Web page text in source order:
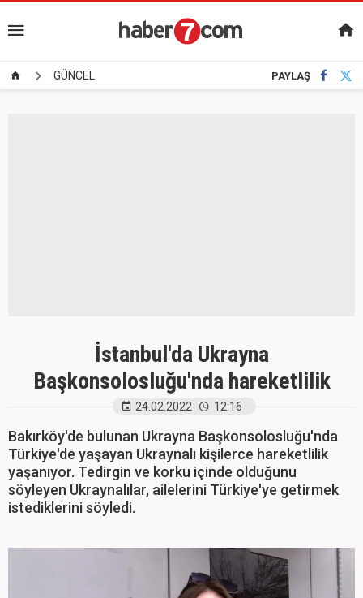
GÜNCEL PAYLAŞ
İstanbul'da Ukrayna
Başkonsolosluğu'nda hareketlilik
24.02.2022 12:16
Bakırköy'de bulunan Ukrayna Başkonsolosluğu'nda
Türkiye'de yaşayan Ukraynalı kişilerce hareketlilik
yaşanıyor. Tedirgin ve korku içinde olduğunu
söyleyen Ukraynalılar, ailelerini Türkiye'ye getirmek
istediklerini söyledi.